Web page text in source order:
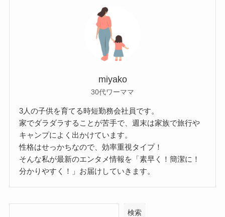
miyako
30代ワーママ
3人の子供を育てる時短勤務会社員です。
家でダラダラすることが苦手で、週末は家族で旅行や
キャンプによく出かけています。
性格はせっかちなので、効率重視タイプ！
そんな私が最新のエンタメ情報を「素早く！簡潔に！
分かりやすく！」お届けしていきます。
検索